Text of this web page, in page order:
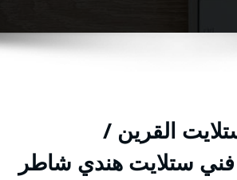
القرين /
/ فني ستلايت هندي شاطر